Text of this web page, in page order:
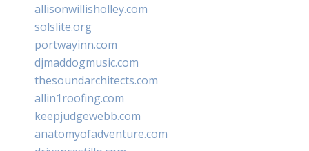
allisonwillisholley.com
solslite.org
portwayinn.com
djmaddogmusic.com
thesoundarchitects.com
allin1roofing.com
keepjudgewebb.com
anatomyofadventure.com